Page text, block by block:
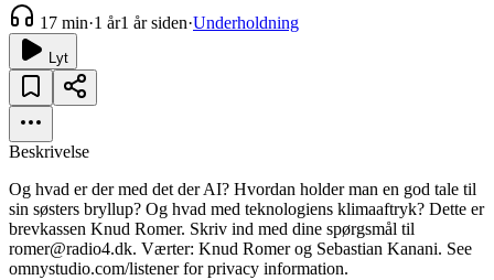
17 min·1 år1 år siden·Underholdning
Lyt
Beskrivelse
Og hvad er der med det der AI? Hvordan holder man en god tale til
sin søsters bryllup? Og hvad med teknologiens klimaaftryk? Dette er
brevkassen Knud Romer. Skriv ind med dine spørgsmål til
romer@radio4.dk. Værter: Knud Romer og Sebastian Kanani. See
omnystudio.com/listener for privacy information.